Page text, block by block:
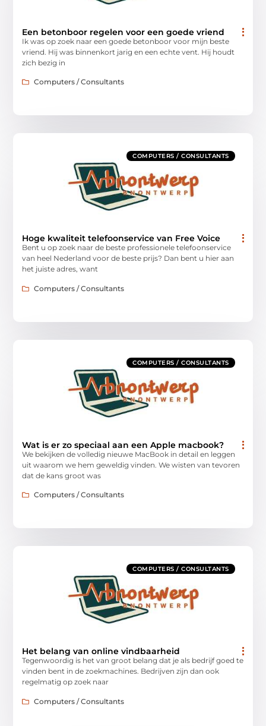
Een betonboor regelen voor een goede vriend
Ik was op zoek naar een goede betonboor voor mijn beste
vriend. Hij was binnenkort jarig en een echte vent. Hij houdt
zich bezig in
Computers / Consultants
COMPUTERS / CONSULTANTS
Hoge kwaliteit telefoonservice van Free Voice
Bent u op zoek naar de beste professionele telefoonservice
van heel Nederland voor de beste prijs? Dan bent u hier aan
het juiste adres, want
Computers / Consultants
COMPUTERS / CONSULTANTS
Wat is er zo speciaal aan een Apple macbook?
We bekijken de volledig nieuwe MacBook in detail en leggen
uit waarom we hem geweldig vinden. We wisten van tevoren
dat de kans groot was
Computers / Consultants
COMPUTERS / CONSULTANTS
Het belang van online vindbaarheid
Tegenwoordig is het van groot belang dat je als bedrijf goed te
vinden bent in de zoekmachines. Bedrijven zijn dan ook
regelmatig op zoek naar
Computers / Consultants